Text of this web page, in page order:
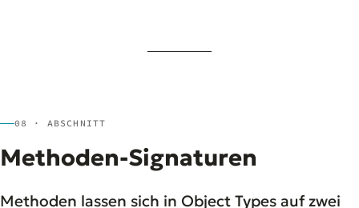
08 · ABSCHNITT
Methoden-Signaturen
Methoden lassen sich in Object Types auf zwei